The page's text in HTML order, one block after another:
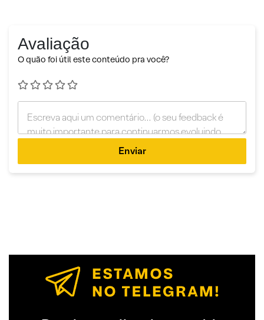
Avaliação
O quão foi útil este conteúdo pra você?
Enviar